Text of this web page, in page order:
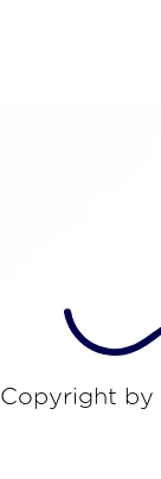
Copyright by